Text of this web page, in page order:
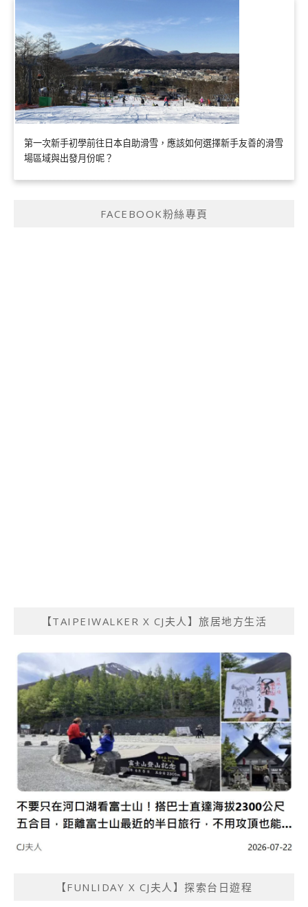
第一次新手初學前往日本自助滑雪，應該如何選擇新手友善的滑雪
場區域與出發月份呢？
FACEBOOK粉絲專頁
【TAIPEIWALKER X CJ夫人】旅居地方生活
【FUNLIDAY X CJ夫人】探索台日遊程